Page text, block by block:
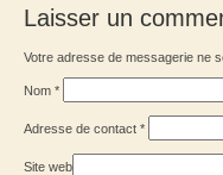
Laisser un
Votre adresse de messagerie ne
Nom *
Adresse de contact *
Site web